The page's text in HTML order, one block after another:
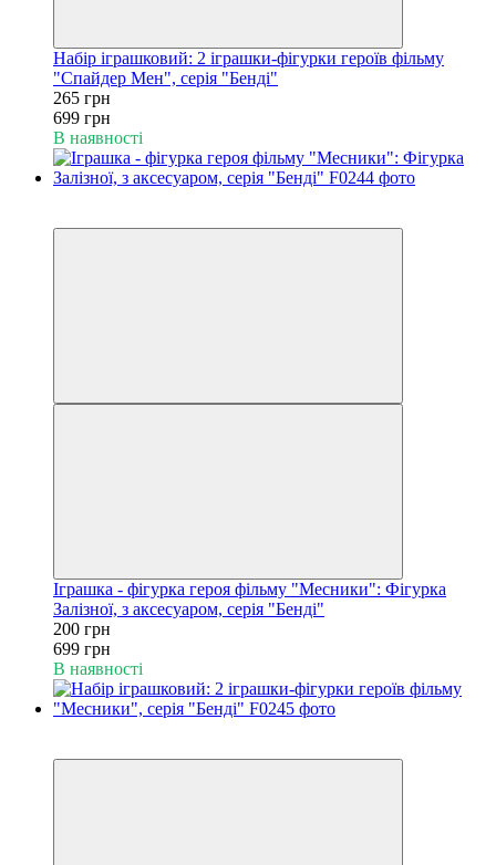
Набір іграшковий: 2 іграшки-фігурки героїв фільму
"Спайдер Мен", серія "Бенді"
265 грн
699 грн
В наявності
Іграшка - фігурка героя фільму "Месники": Фігурка
Залізної, з аксесуаром, серія "Бенді"
200 грн
699 грн
В наявності